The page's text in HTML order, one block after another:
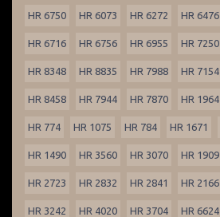
HR 6750 HR 6073 HR 6272 HR 6476
HR 6716 HR 6756 HR 6955 HR 7250
HR 8348 HR 8835 HR 7988 HR 7154
HR 8458 HR 7944 HR 7870 HR 1964
HR 774 HR 1075 HR 784 HR 1671
HR 1490 HR 3560 HR 3070 HR 1909
HR 2723 HR 2832 HR 2841 HR 2166
HR 3242 HR 4020 HR 3704 HR 6624